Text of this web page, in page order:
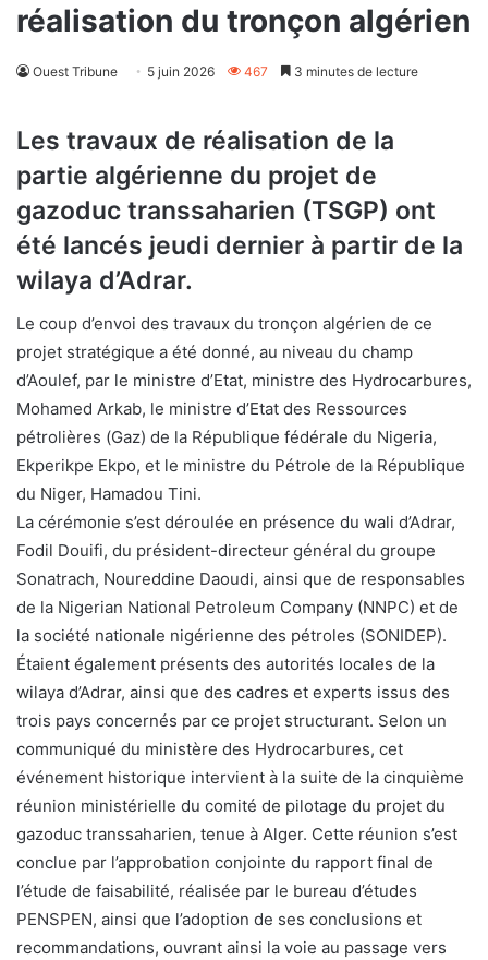
réalisation du tronçon algérien
Ouest Tribune 5 juin 2026 467 3 minutes de lecture
Les travaux de réalisation de la
partie algérienne du projet de
gazoduc transsaharien (TSGP) ont
été lancés jeudi dernier à partir de la
wilaya d’Adrar.
Le coup d’envoi des travaux du tronçon algérien de ce
projet stratégique a été donné, au niveau du champ
d’Aoulef, par le ministre d’Etat, ministre des Hydrocarbures,
Mohamed Arkab, le ministre d’Etat des Ressources
pétrolières (Gaz) de la République fédérale du Nigeria,
Ekperikpe Ekpo, et le ministre du Pétrole de la République
du Niger, Hamadou Tini.
La cérémonie s’est déroulée en présence du wali d’Adrar,
Fodil Douifi, du président-directeur général du groupe
Sonatrach, Noureddine Daoudi, ainsi que de responsables
de la Nigerian National Petroleum Company (NNPC) et de
la société nationale nigérienne des pétroles (SONIDEP).
Étaient également présents des autorités locales de la
wilaya d’Adrar, ainsi que des cadres et experts issus des
trois pays concernés par ce projet structurant. Selon un
communiqué du ministère des Hydrocarbures, cet
événement historique intervient à la suite de la cinquième
réunion ministérielle du comité de pilotage du projet du
gazoduc transsaharien, tenue à Alger. Cette réunion s’est
conclue par l’approbation conjointe du rapport final de
l’étude de faisabilité, réalisée par le bureau d’études
PENSPEN, ainsi que l’adoption de ses conclusions et
recommandations, ouvrant ainsi la voie au passage vers